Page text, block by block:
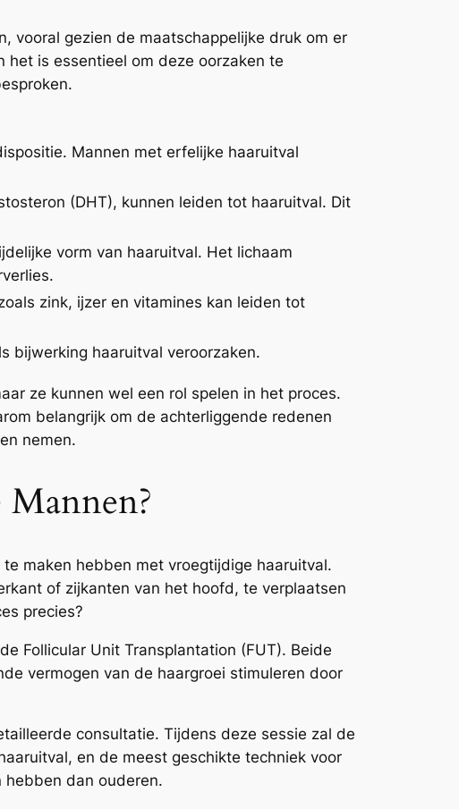
vooral gezien de maatschappelijke druk om er
is essentieel om deze oorzaken te
Mannen met erfelijke haaruitval
(DHT), kunnen leiden tot haaruitval. Dit
vorm van haaruitval. Het lichaam
zink, ijzer en vitamines kan leiden tot
bijwerking haaruitval veroorzaken.
ze kunnen wel een rol spelen in het proces.
belangrijk om de achterliggende redenen
nemen.
maken hebben met vroegtijdige haaruitval.
of zijkanten van het hoofd, te verplaatsen
precies?
Follicular Unit Transplantation (FUT). Beide
vermogen van de haargroei stimuleren door
consultatie. Tijdens deze sessie zal de
en de meest geschikte techniek voor
hebben dan ouderen.